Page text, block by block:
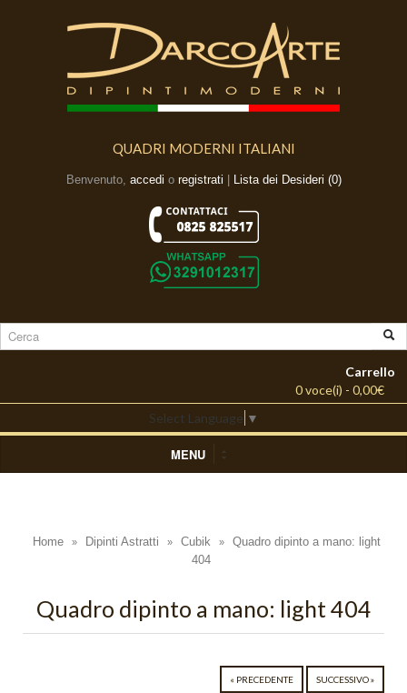
QUADRI MODERNI ITALIANI
Benvenuto, accedi o registrati Lista dei Desideri (0)
Carrello
0 voce(i) - 0,00€
Select Language ▼
MENU
Blue Light
Colors
Home » Dipinti Astratti » Cubik »
Quadro dipinto a mano: light
404
Quadro dipinto a mano: light 404
« PRECEDENTE SUCCESSIVO »